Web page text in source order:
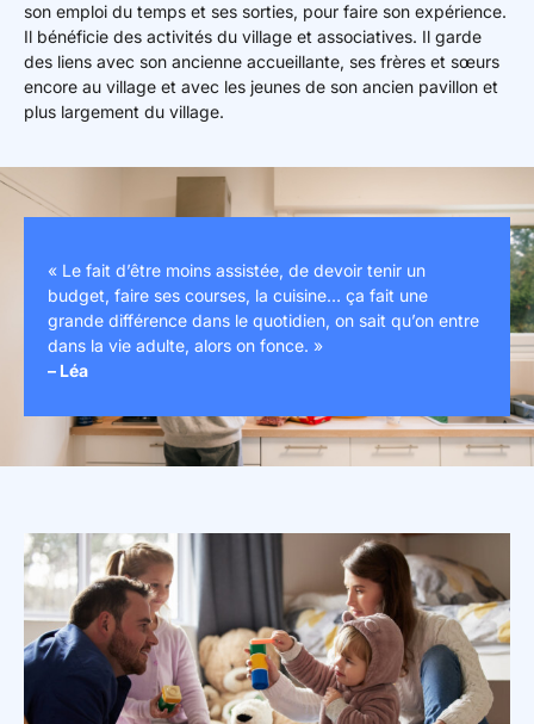
son emploi du temps et ses sorties, pour faire son expérience.
Il bénéficie des activités du village et associatives. Il garde
des liens avec son ancienne accueillante, ses frères et sœurs
encore au village et avec les jeunes de son ancien pavillon et
plus largement du village.
« Le fait d’être moins assistée, de devoir tenir un
budget, faire ses courses, la cuisine… ça fait une
grande différence dans le quotidien, on sait qu’on entre
dans la vie adulte, alors on fonce. »
– Léa